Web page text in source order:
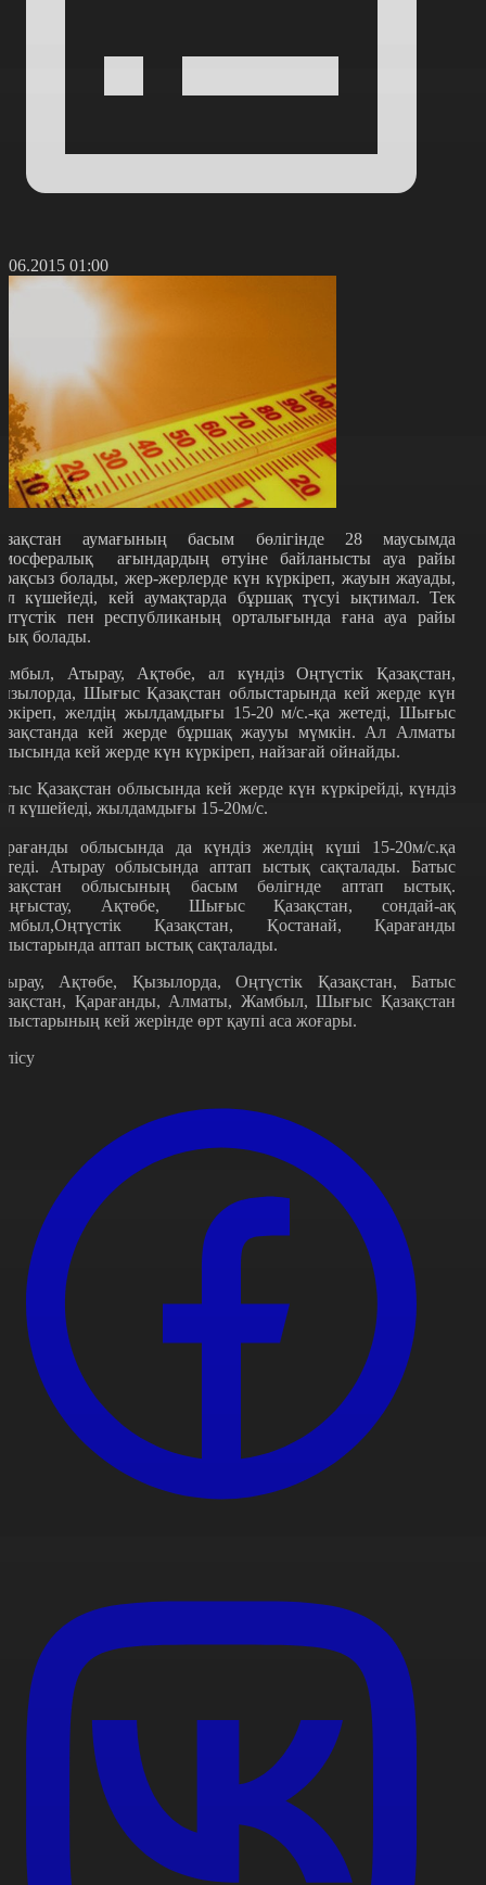
01:00
аумағының басым бөлігінде 28 маусымда
ағындардың өтуіне байланысты ауа райы
болады, жер-жерлерде күн күркіреп, жауын жауады,
күшейеді, кей аумақтарда бұршақ түсуі ықтимал. Тек
пен республиканың орталығында ғана ауа райы
болады.
Атырау, Ақтөбе, ал күндіз Оңтүстік Қазақстан,
Шығыс Қазақстан облыстарында кей жерде күн
желдің жылдамдығы 15-20 м/с.-қа жетеді, Шығыс
кей жерде бұршақ жаууы мүмкін. Ал Алматы
кей жерде күн күркіреп, найзағай ойнайды.
Қазақстан облысында кей жерде күн күркірейді, күндіз
күшейеді, жылдамдығы 15-20м/с.
облысында да күндіз желдің күші 15-20м/с.қа
Атырау облысында аптап ыстық сақталады. Батыс
облысының басым бөлігнде аптап ыстық.
Ақтөбе, Шығыс Қазақстан, сондай-ақ
Қазақстан, Қостанай, Қарағанды
аптап ыстық сақталады.
Ақтөбе, Қызылорда, Оңтүстік Қазақстан, Батыс
Қарағанды, Алматы, Жамбыл, Шығыс Қазақстан
кей жерінде өрт қаупі аса жоғары.